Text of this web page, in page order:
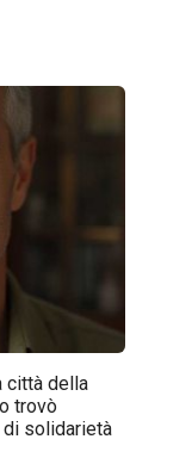
città della
trovò
solidarietà